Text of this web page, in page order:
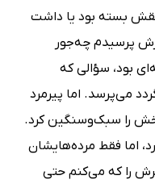
بسته بود یا داشت
پرسیدم چه‌جور
بود، سؤالی که
می‌پرسد. اما پیرمرد
را سبک‌وسنگین کرد.
اما فقط مرده‌هایشان
را که می‌کنم حتی